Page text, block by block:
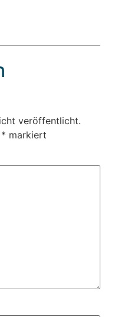
veröffentlicht.
* markiert